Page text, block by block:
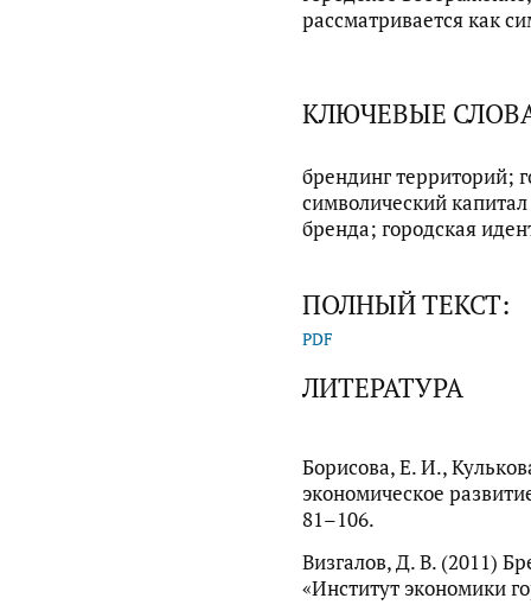
рассматривается как
КЛЮЧЕВЫЕ
брендинг территорий;
символический
бренда; городская
ПОЛНЫЙ ТЕКСТ:
PDF
ЛИТЕРАТУРА
Борисова, Е. И.,
экономическое
81–106.
Визгалов, Д. В. (2011)
«Институт экономики